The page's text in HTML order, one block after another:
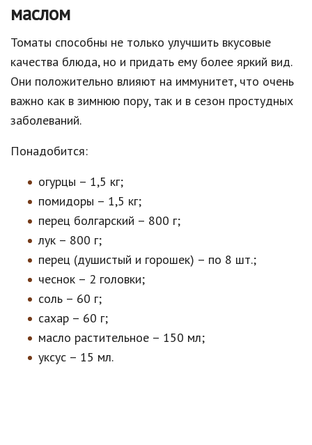
маслом
Томаты способны не только улучшить вкусовые
качества блюда, но и придать ему более яркий вид.
Они положительно влияют на иммунитет, что очень
важно как в зимнюю пору, так и в сезон простудных
заболеваний.
Понадобится:
огурцы – 1,5 кг;
помидоры – 1,5 кг;
перец болгарский – 800 г;
лук – 800 г;
перец (душистый и горошек) – по 8 шт.;
чеснок – 2 головки;
соль – 60 г;
сахар – 60 г;
масло растительное – 150 мл;
уксус – 15 мл.